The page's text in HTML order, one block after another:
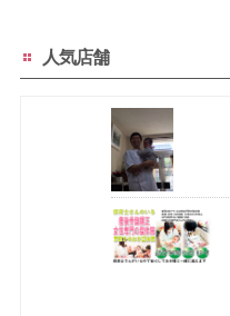
人気店舗